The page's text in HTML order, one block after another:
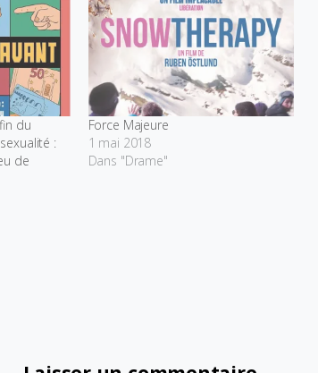
du
:
de
Force Majeure
1 mai 2018
Dans "Drame"